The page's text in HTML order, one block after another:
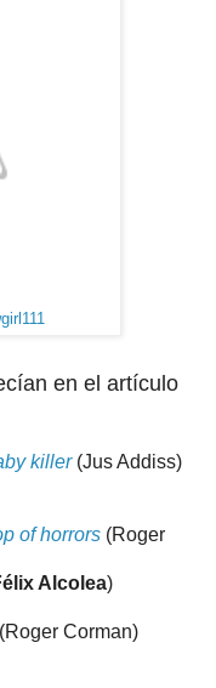
en el artículo
killer(Jus Addiss)
of horrors (Roger
Alcolea)
(Roger Corman)